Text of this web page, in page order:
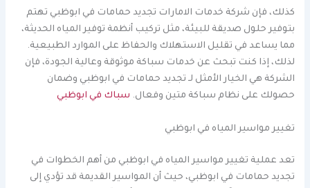
كذلك، فإن شركة خدمات الامارات تجديد حمامات في ابوظبي تهتم
بتوفير حلول صديقة للبيئة، مثل تركيب أنظمة توفير المياه الحديثة،
مما يساعد في تقليل الاستهلاك والحفاظ على الموارد الطبيعية.
لذلك، إذا كنت تبحث عن خدمات سباكة موثوقة وعالية الجودة، فإن
الشركة هي الخيار الأمثل لـ تجديد حمامات في ابوظبي وضمان
حصولك على نظام سباكة متين وفعال. سباك في ابوظبي
تغيير مواسير المياه في ابوظبي
تعد عملية تغيير مواسير المياه في ابوظبي من أهم الخطوات في
تجديد حمامات في ابوظبي، حيث أن المواسير القديمة قد تؤدي إلى